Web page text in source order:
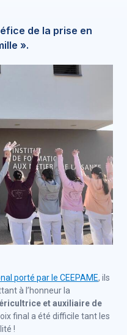
de la prise en
».
porté par le CEEPAME, ils
à l’honneur la
et auxiliaire de
final a été difficile tant les
!